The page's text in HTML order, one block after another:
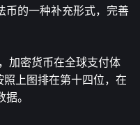
币的一种补充形式，完善
加密货币在全球支付体
上图排在第十四位，在
。